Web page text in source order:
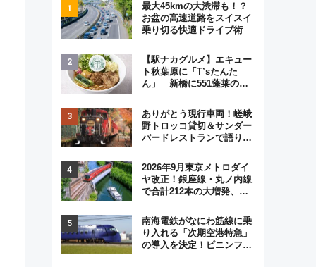
最大45kmの大渋滞も！？
お盆の高速道路をスイスイ
乗り切る快適ドライブ術
【駅ナカグルメ】エキュー
ト秋葉原に「T’sたんた
ん」 新橋に551蓬莱の
オムライス専門店「肉とた
まご」新グルメ続々登場！
【2026年8月】
ありがとう現行車両！嵯峨
野トロッコ貸切＆サンダー
バードレストランで語り合
原トシヒロと行く！9月13
日「京都の鉄道満喫ツア
ー」開催
2026年9月東京メトロダイ
ヤ改正！銀座線・丸ノ内線
で合計212本の大増発、混
南海電鉄がなにわ筋線に乗
り入れる「次期空港特急」
の導入を決定！ピニンファ